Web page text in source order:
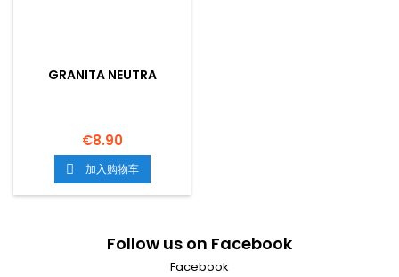
GRANITA NEUTRA
€8.90
 加入购物车
Follow us on Facebook
Facebook